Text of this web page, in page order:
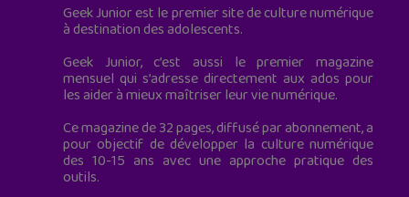
Geek Junior est le premier site de culture numérique
à destination des adolescents.
Geek Junior, c’est aussi le premier magazine
mensuel qui s’adresse directement aux ados pour
les aider à mieux maîtriser leur vie numérique.
Ce magazine de 32 pages, diffusé par abonnement, a
pour objectif de développer la culture numérique
des 10-15 ans avec une approche pratique des
outils.